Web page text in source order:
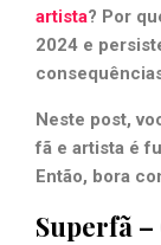
artista? Por
2024 e
Neste post,
fã e artista é
Então, bora
Superfã –